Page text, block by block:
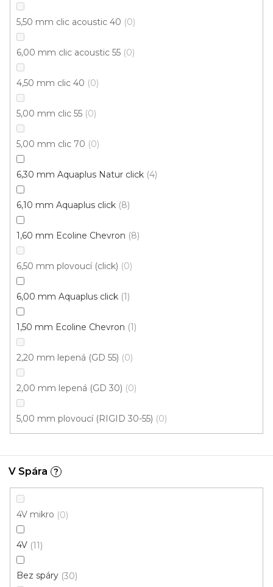
5,50 mm clic acoustic 40 0
6,00 mm clic acoustic 55 0
4,50 mm clic 40 0
5,00 mm clic 55 0
5,00 mm clic 70 0
6,30 mm Aquaplus Natur click 4
6,10 mm Aquaplus click 8
1,60 mm Ecoline Chevron 8
6,50 mm plovoucí (click) 0
6,00 mm Aquaplus click 1
1,50 mm Ecoline Chevron 1
2,20 mm lepená (GD 55) 0
2,00 mm lepená (GD 30) 0
5,00 mm plovoucí (RIGID 30-55) 0
V Spára ?
4V mikro 0
4V 11
Bez spáry 30
Vinylová podlaha PALLADIUM 40 Loft Oak Natural
Doprodej
od398 Kč / m2
599 Kč
Fix (lepená) Click (plovoucí)
Vinylová podlaha PALLADIUM 40 Mountain Oak
Brown